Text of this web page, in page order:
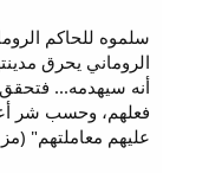
سلموه للحاكم
الروماني يحرق
أنه سيهدمه...
فعلهم، وحسب شر
عليهم معاملتهم" (مز 28: 4).